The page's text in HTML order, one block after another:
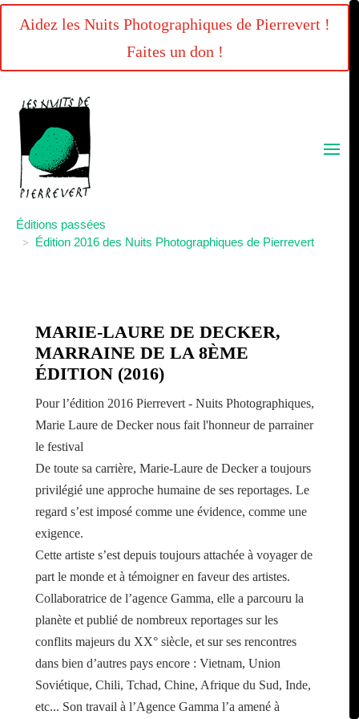
Aidez les Nuits Photographiques de Pierrevert !
Faites un don !
Éditions passées
> Édition 2016 des Nuits Photographiques de Pierrevert
MARIE-LAURE DE DECKER,
MARRAINE DE LA 8ÈME
ÉDITION (2016)
Pour l’édition 2016 Pierrevert - Nuits Photographiques,
Marie Laure de Decker nous fait l'honneur de parrainer
le festival
De toute sa carrière, Marie-Laure de Decker a toujours
privilégié une approche humaine de ses reportages. Le
regard s’est imposé comme une évidence, comme une
exigence.
Cette artiste s’est depuis toujours attachée à voyager de
part le monde et à témoigner en faveur des artistes.
Collaboratrice de l’agence Gamma, elle a parcouru la
planète et publié de nombreux reportages sur les
conflits majeurs du XX° siècle, et sur ses rencontres
dans bien d’autres pays encore : Vietnam, Union
Soviétique, Chili, Tchad, Chine, Afrique du Sud, Inde,
etc... Son travail à l’Agence Gamma l’a amené à